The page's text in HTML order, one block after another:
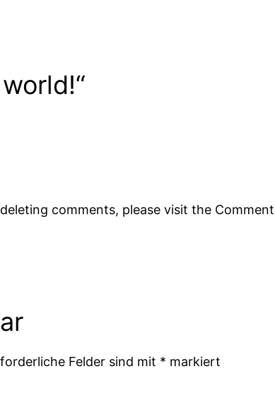
comments, please visit the
Felder sind mit * markiert